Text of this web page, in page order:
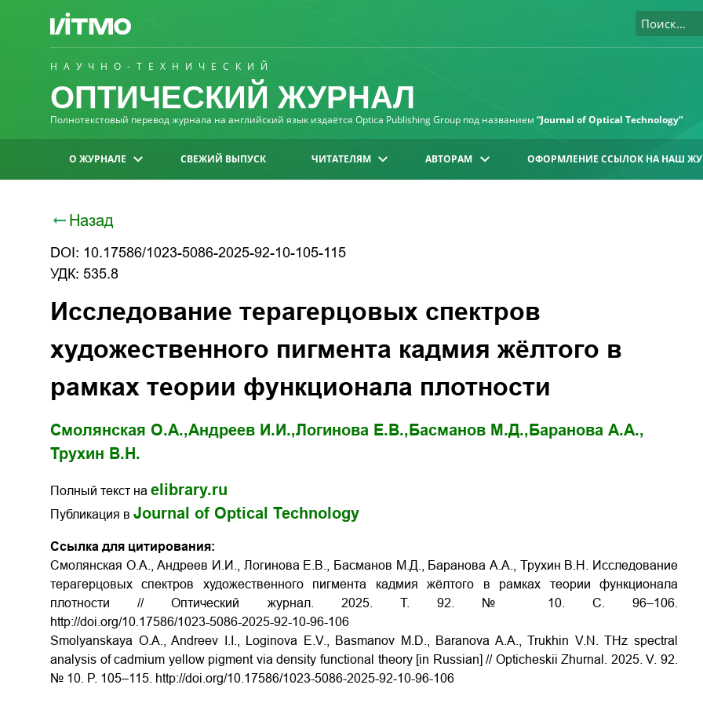
НАУЧНО-ТЕХНИЧЕСКИЙ
ОПТИЧЕСКИЙ ЖУРНАЛ
Полнотекстовый перевод журнала на английский язык издаётся Optica Publishing Group под названием “Journal of Optical Technology“
О ЖУРНАЛЕ СВЕЖИЙ ВЫПУСК ЧИТАТЕЛЯМ АВТОРАМ ОФОРМЛЕНИЕ ССЫЛОК НА НАШ
Назад
DOI: 10.17586/1023-5086-2025-92-10-105-115
УДК: 535.8
Исследование терагерцовых спектров
художественного пигмента кадмия жёлтого в
рамках теории функционала плотности
Смолянская О.А.,Андреев И.И.,Логинова Е.В., Басманов М.Д., Баранова А.А.,
Трухин В.Н.
Полный текст на elibrary.ru
Публикация в Journal of Optical Technology
Ссылка для цитирования:
Смолянская О.А., Андреев И.И., Логинова Е.В., Басманов М.Д., Баранова А.А., Трухин В.Н. Исследование
терагерцовых спектров художественного пигмента кадмия жёлтого в рамках теории функционала
плотности // Оптический журнал. 2025. Т. 92. № 10. С. 96–106.
http://doi.org/10.17586/1023­-5086­-2025­-92­-10­-96-­106
Smolyanskaya O.A., Andreev I.I., Loginova E.V., Basmanov M.D., Baranova A.A., Trukhin V.N. THz spectral
analysis of cadmium yellow pigment via density functional theory [in Russian] // Opticheskii Zhurnal. 2025. V. 92.
№ 10. P. 105–115. http://doi.org/10.17586/1023­-5086­-2025­-92­-10­-96-­106